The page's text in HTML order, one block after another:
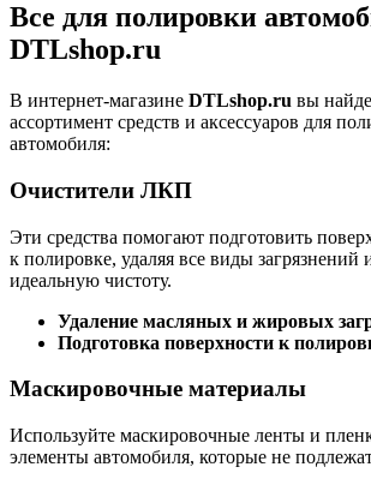
Все для полировки
DTLshop.ru
В интернет-магазине DTLshop.ru вы
ассортимент средств и аксессуаров для
автомобиля:
Очистители ЛКП
Эти средства помогают подготовить
к полировке, удаляя все виды загрязнений
идеальную чистоту.
Удаление масляных и жировых
Подготовка поверхности к
Маскировочные материалы
Используйте маскировочные ленты и
элементы автомобиля, которые не